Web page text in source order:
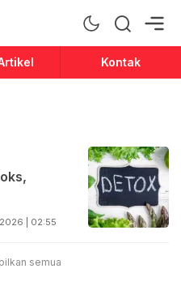
Kontak
| 02:55
semua